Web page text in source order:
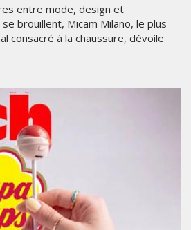
entre mode, design et
brouillent, Micam Milano, le plus
consacré à la chaussure, dévoile